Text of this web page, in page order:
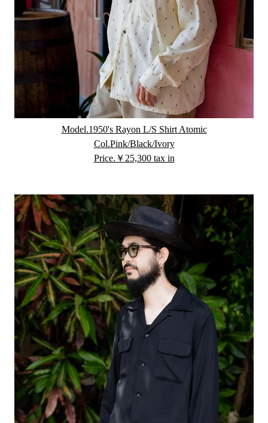
Model.1950's Rayon L/S Shirt Atomic
Col.Pink/Black/Ivory
Price.￥25,300 tax in